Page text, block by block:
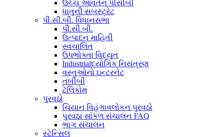
ઉચ્ચ આવર્તન પીસીબી
ધાતુની સબસ્ટ્રેટ
પી.સી.બી. વિધાનસભા
પી.સી.બી.
ઉત્પાદન માહિતી
સ્વચાલિત
ઉપભોક્તા વિદ્યુત
Industrialદ્યોગિક નિયંત્રણ
વસ્તુઓનો ઇન્ટરનેટ
તબીબી
ટેલિકોમ
પુરવઠો
ચિયાન વિહંગાવલોકન પુરવઠો
પુરવઠા સાંકળ સંચાલન FAQ
ભાગ સંચાલન
સ્ટેન્સિલ